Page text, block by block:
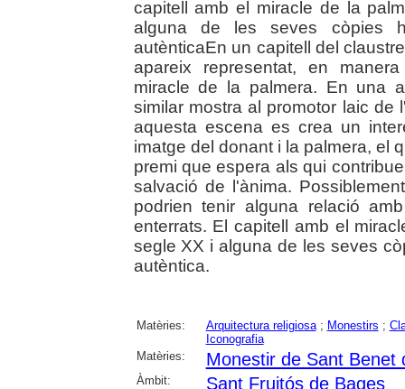
capitell amb el miracle de la
alguna de les seves còpies
autènticaEn un capitell del
apareix representat, en
miracle de la palmera. En una
similar mostra al promotor laic de
aquesta escena es crea un
imatge del donant i la palmera, el
premi que espera als qui
salvació de l'ànima.
podrien tenir alguna relació
enterrats. El capitell amb el
segle XX i alguna de les seves
autèntica.
Matèries: Arquitectura religiosa; Monestirs ;
Iconografia
Matèries:
Monestir de Sant Benet
Àmbit: Sant Fruitós de Bages